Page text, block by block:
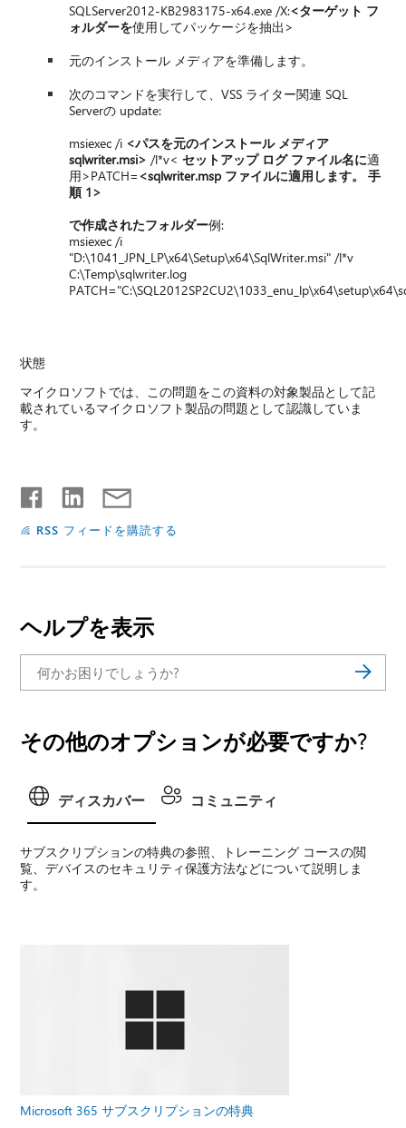
SQLServer2012-KB2983175-x64.exe /X:<ターゲット フ
ォルダーを使用してパッケージを抽出>
元のインストール メディアを準備します。
次のコマンドを実行して、VSS ライター関連 SQL
Serverの update:
msiexec /i <パスを元のインストール メディア
sqlwriter.msi> /l*v< セットアップ ログ ファイル名に適
用>PATCH=<sqlwriter.msp ファイルに適用します。 手
順 1>
で作成されたフォルダー例:
msiexec /i
"D:\1041_JPN_LP\x64\Setup\x64\SqlWriter.msi" /l*v
C:\Temp\sqlwriter.log
状態
マイクロソフトでは、この問題をこの資料の対象製品として記
載されているマイクロソフト製品の問題として認識していま
す。
RSS フィードを購読する
ヘルプを表示
その他のオプションが必要ですか?
ディスカバー コミュニティ
サブスクリプションの特典の参照、トレーニング コースの閲
覧、デバイスのセキュリティ保護方法などについて説明しま
す。
Microsoft 365 サブスクリプションの特典